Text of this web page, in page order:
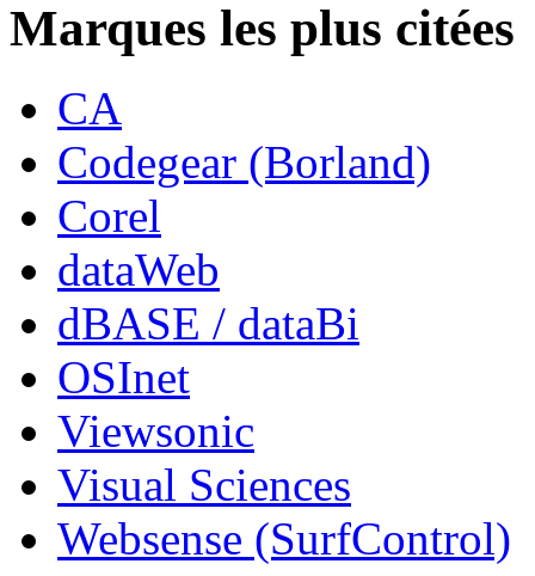
Marques les plus citées
CA
Codegear (Borland)
Corel
dataWeb
dBASE / dataBi
OSInet
Viewsonic
Visual Sciences
Websense (SurfControl)